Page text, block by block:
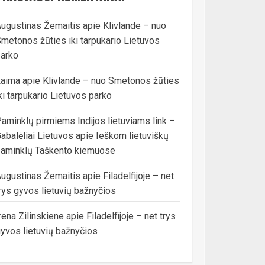
Žemaitis apie Klivlande – nuo
žūties iki tarpukario Lietuvos
apie Klivlande – nuo Smetonos žūties
tarpukario Lietuvos parko
pirmiems Indijos lietuviams link –
Lietuvos apie Ieškom lietuviškų
Taškento kiemuose
Žemaitis apie Filadelfijoje – net
gyvos lietuvių bažnyčios
Zilinskiene apie Filadelfijoje – net trys
lietuvių bažnyčios